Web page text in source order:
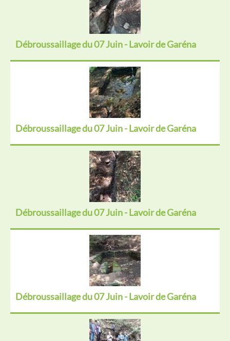
Débroussaillage du 07 Juin - Lavoir de Garéna
Débroussaillage du 07 Juin - Lavoir de Garéna
Débroussaillage du 07 Juin - Lavoir de Garéna
Débroussaillage du 07 Juin - Lavoir de Garéna